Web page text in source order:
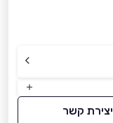
יצירת קשר